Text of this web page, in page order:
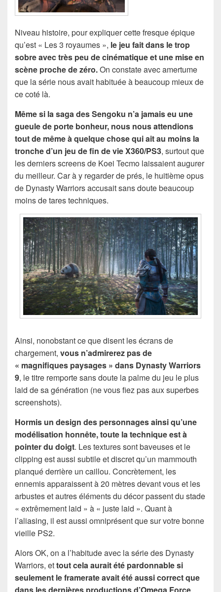
Niveau histoire, pour expliquer cette fresque épique
qu’est « Les 3 royaumes », le jeu fait dans le trop
sobre avec très peu de cinématique et une mise en
scène proche de zéro.On constate avec amertume
que la série nous avait habituée à beaucoup mieux de
ce coté là.
Même si la saga des Sengoku n’a jamais eu une
gueule de porte bonheur, nous nous attendions
tout de même à quelque chose qui ait au moins la
tronche d’un jeu de fin de vie X360/PS3, surtout que
les derniers screens de Koei Tecmo laissaient augurer
du meilleur. Car à y regarder de prés, le huitième opus
de Dynasty Warriors accusait sans doute beaucoup
moins de tares techniques.
Ainsi, nonobstant ce que disent les écrans de
chargement, vous n’admirerez pas de
« magnifiques paysages » dans Dynasty Warriors
9, le titre remporte sans doute la palme du jeu le plus
laid de sa génération (ne vous fiez pas aux superbes
screenshots).
Hormis un design des personnages ainsi qu’une
modélisation honnête, toute la technique est à
pointer du doigt. Les textures sont baveuses et le
clipping est aussi subtile et discret qu’un mammouth
planqué derrière un caillou. Concrètement, les
ennemis apparaissent à 20 mètres devant vous et les
arbustes et autres éléments du décor passent du stade
« extrêmement laid » à « juste laid ». Quant à
l’aliasing, il est aussi omniprésent que sur votre bonne
vieille PS2.
Alors OK, on a l’habitude avec la série des Dynasty
Warriors, ettout cela aurait été pardonnable si
seulement le framerate avait été aussi correct que